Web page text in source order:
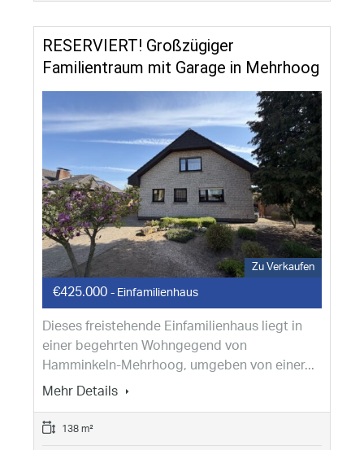
RESERVIERT! Großzügiger
Familientraum mit Garage in Mehrhoog
Zu Verkaufen
€425.000 - Einfamilienhaus
Dieses freistehende Einfamilienhaus liegt in
einer begehrten Wohngegend von
Hamminkeln-Mehrhoog, umgeben von einer...
Mehr Details
138 m²